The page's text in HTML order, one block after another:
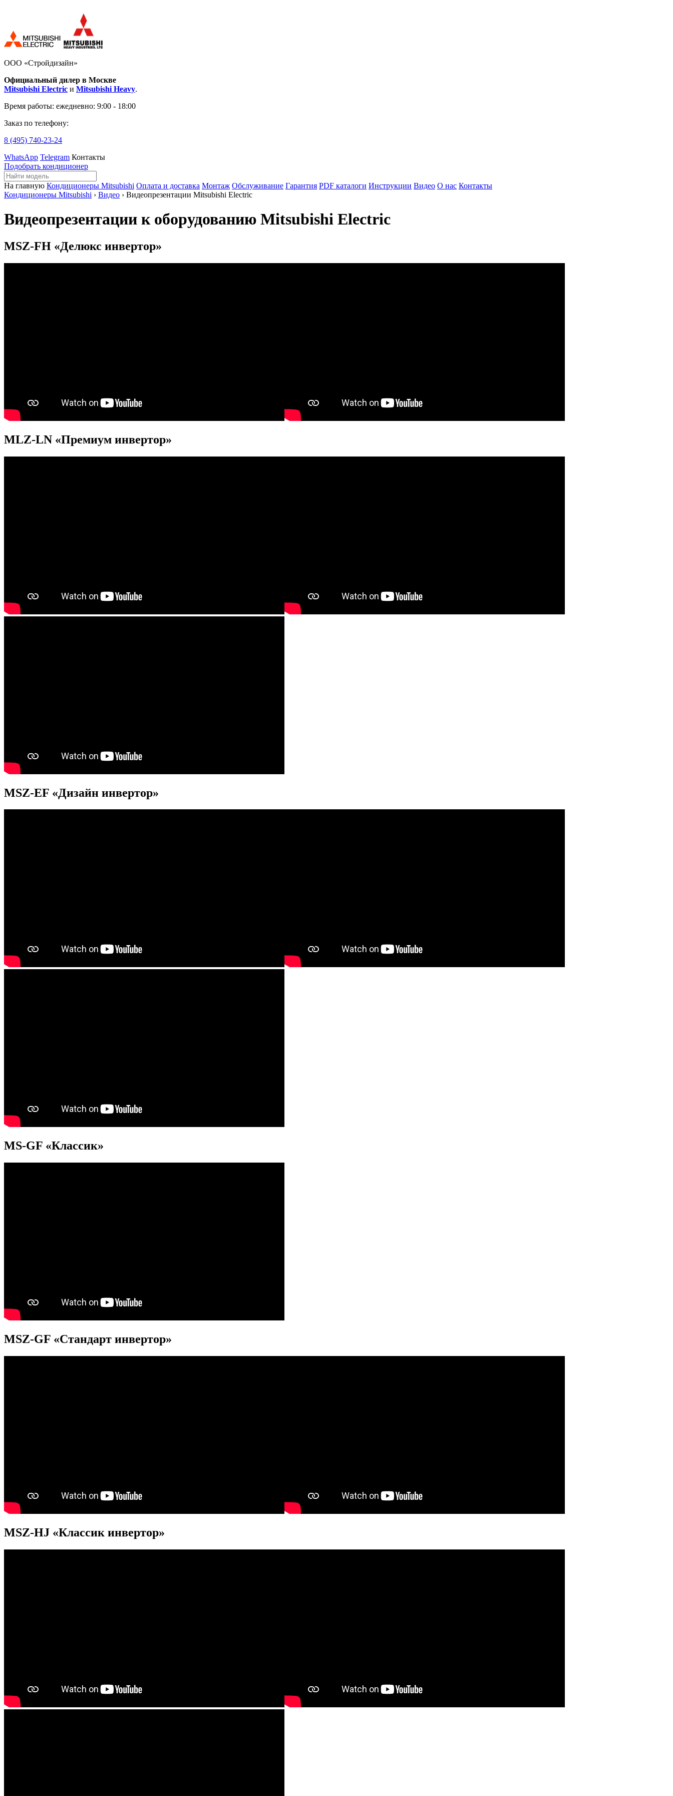
ООО «Стройдизайн»
Официальный дилер в Москве
Mitsubishi Electric и Mitsubishi Heavy.
Время работы: ежедневно: 9:00 - 18:00
Заказ по телефону:
8 (495) 740-23-24
WhatsApp Telegram Контакты
Подобрать кондиционер
На главную Кондиционеры Mitsubishi Оплата и доставка Монтаж Обслуживание Гарантия PDF каталоги Инструкции Видео О нас Контакты
Кондиционеры Mitsubishi › Видео › Видеопрезентации Mitsubishi Electric
Видеопрезентации к оборудованию Mitsubishi Electric
MSZ-FH «Делюкс инвертор»
MLZ-LN «Премиум инвертор»
MSZ-EF «Дизайн инвертор»
MS-GF «Классик»
MSZ-GF «Стандарт инвертор»
MSZ-HJ «Классик инвертор»